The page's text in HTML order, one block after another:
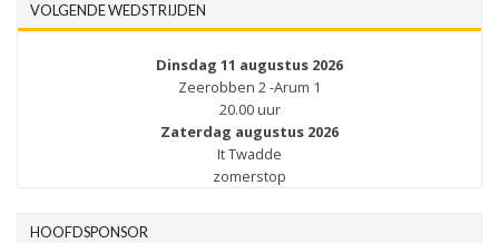
VOLGENDE WEDSTRIJDEN
Dinsdag 11 augustus 2026
Zeerobben 2 -Arum 1
20.00 uur
Zaterdag augustus 2026
It Twadde
zomerstop
HOOFDSPONSOR